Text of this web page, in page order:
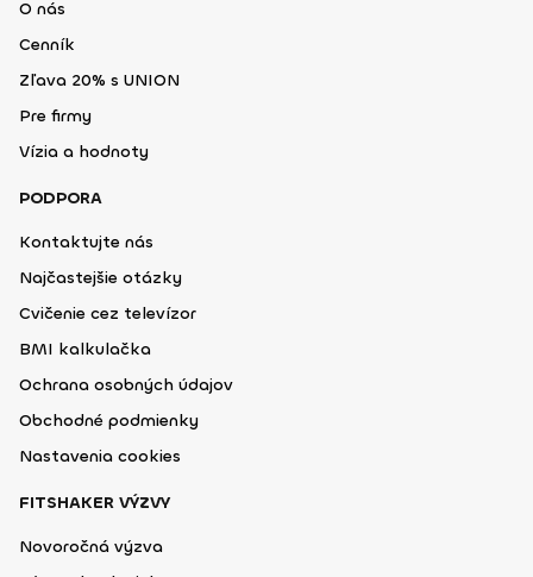
O nás
Cenník
Zľava 20% s UNION
Pre firmy
Vízia a hodnoty
PODPORA
Kontaktujte nás
Najčastejšie otázky
Cvičenie cez televízor
BMI kalkulačka
Ochrana osobných údajov
Obchodné podmienky
Nastavenia cookies
FITSHAKER VÝZVY
Novoročná výzva